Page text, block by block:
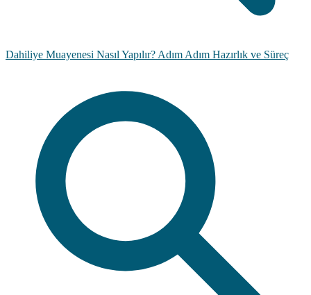
Dahiliye Muayenesi Nasıl Yapılır? Adım Adım Hazırlık ve Süreç